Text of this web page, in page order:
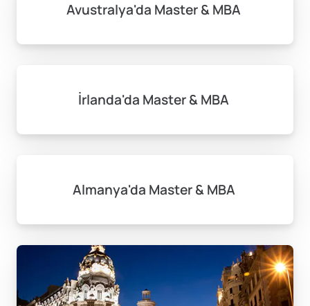
Avustralya'da Master & MBA
İrlanda'da Master & MBA
Almanya'da Master & MBA